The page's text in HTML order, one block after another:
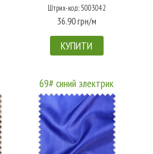
Штрих-код: 5003042
36.90 грн/м
КУПИТИ
69# синий электрик